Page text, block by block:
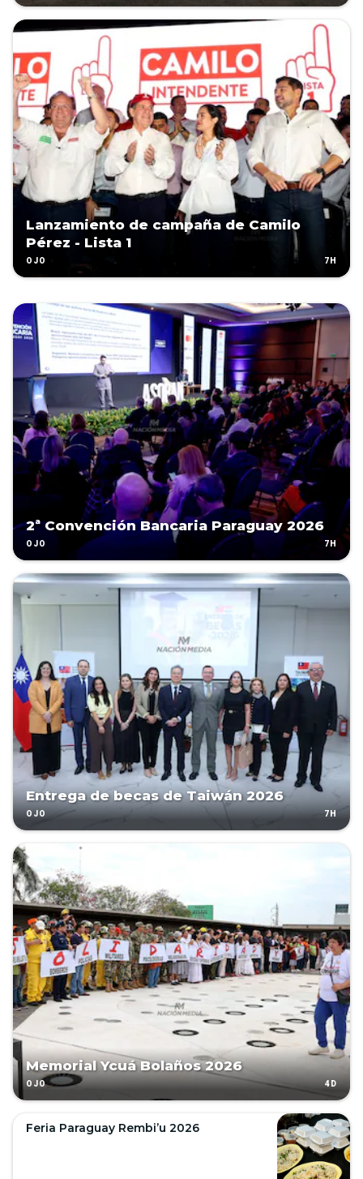
Lanzamiento de campaña de Camilo
Pérez - Lista 1
OJO 7H
2ª Convención Bancaria Paraguay 2026
OJO 7H
Entrega de becas de Taiwán 2026
OJO 7H
Memorial Ycuá Bolaños 2026
OJO 4D
Feria Paraguay Rembi’u 2026